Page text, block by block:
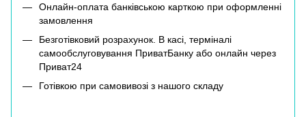
Онлайн-оплата банківською карткою при оформленні
замовлення
Безготівковий розрахунок. В касі, терміналі
самообслуговування ПриватБанку або онлайн через
Приват24
Готівкою при самовивозі з нашого складу